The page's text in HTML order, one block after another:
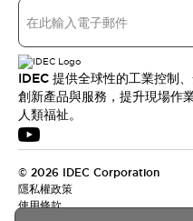
IDEC 提供全球性的工業控制
創新產品與服務，提升現場作
人類福祉。
© 2026 IDEC Corporation
隱私權政策
使用條款